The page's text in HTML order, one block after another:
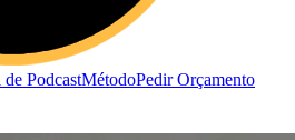
PodcastMétodoPedir Orçamento